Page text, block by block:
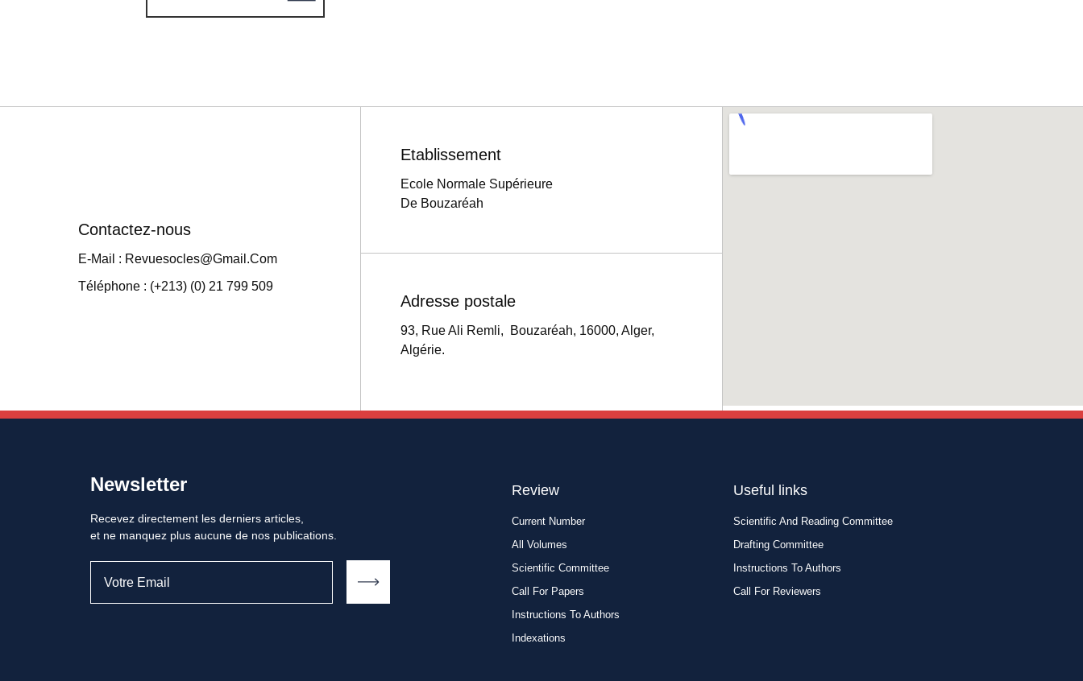
Contactez-nous
E-Mail : Revuesocles@gmail.com
Téléphone : (+213) (0) 21 799 509
Etablissement
Ecole Normale Supérieure
De Bouzaréah
Adresse postale
93, Rue Ali Remli, Bouzaréah, 16000, Alger,
Algérie.
Newsletter
Recevez directement les derniers articles,
et ne manquez plus aucune de nos publications.
Review
Current Number
All Volumes
Scientific Committee
Call For Papers
Instructions To Authors
Indexations
Useful links
Scientific And Reading Committee
Drafting Committee
Instructions To Authors
Call For Reviewers